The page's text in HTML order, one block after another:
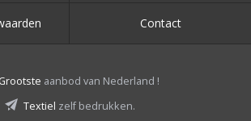
Contact
Grootste aanbod van Nederland !
Textiel zelf bedrukken.